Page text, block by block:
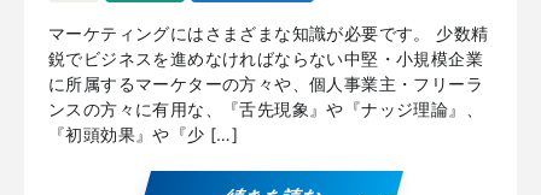
マーケティングにはさまざまな知識が必要です。 少数精
鋭でビジネスを進めなければならない中堅・小規模企業
に所属するマーケターの方々や、個人事業主・フリーラ
ンスの方々に有用な、『舌先現象』や『ナッジ理論』、
『初頭効果』や『少 […]